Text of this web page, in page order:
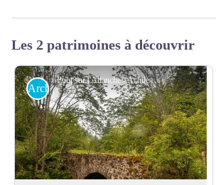
Les 2 patrimoines à découvrir
Pont sur l'Allanche - Achile De Lievre
Architecture